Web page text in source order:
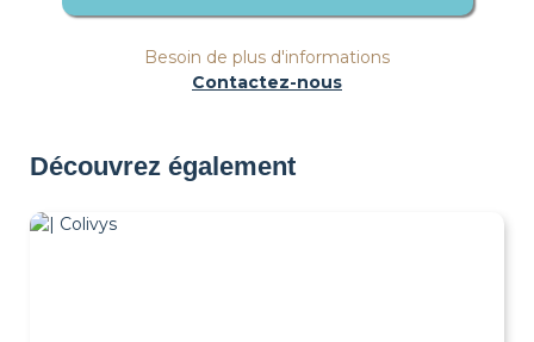
Besoin de plus d'informations
Contactez-nous
Découvrez également